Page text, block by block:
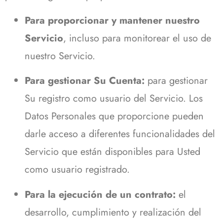
Para proporcionar y mantener nuestro
Servicio, incluso para monitorear el uso de
nuestro Servicio.
Para gestionar Su Cuenta: para gestionar
Su registro como usuario del Servicio. Los
Datos Personales que proporcione pueden
darle acceso a diferentes funcionalidades del
Servicio que están disponibles para Usted
como usuario registrado.
Para la ejecución de un contrato: el
desarrollo, cumplimiento y realización del